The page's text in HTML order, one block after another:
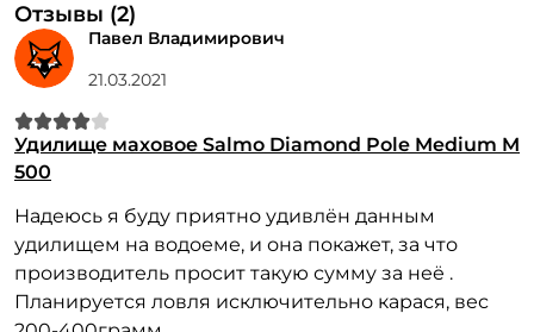
Отзывы (2)
Павел Владимирович
21.03.2021
Удилище маховое Salmo Diamond Pole Medium M
500
Надеюсь я буду приятно удивлён данным
удилищем на водоеме, и она покажет, за что
производитель просит такую сумму за неё .
Планируется ловля исключительно карася, вес